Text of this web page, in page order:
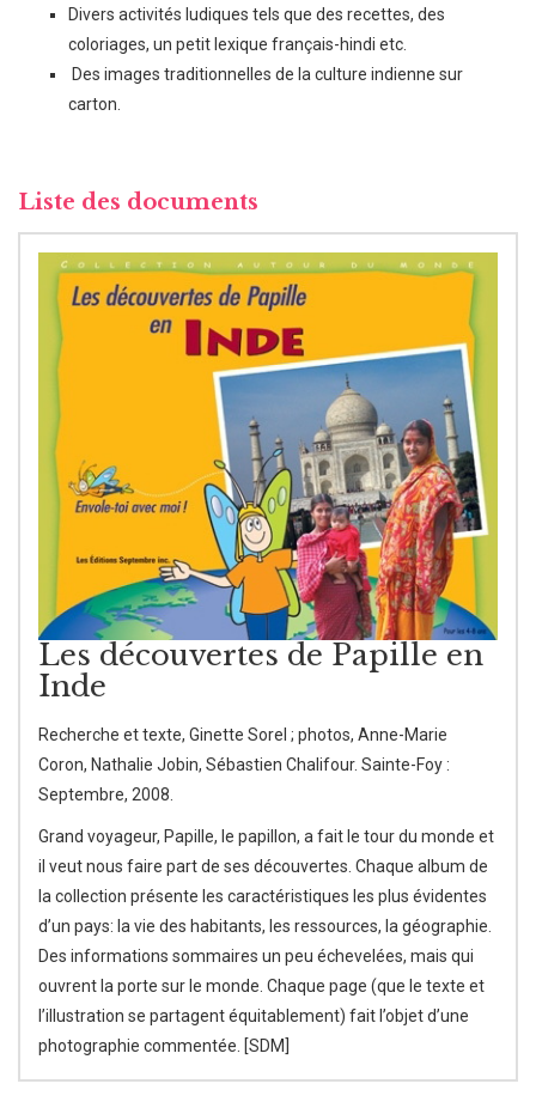
Divers activités ludiques tels que des recettes, des
coloriages, un petit lexique français-hindi etc.
Des images traditionnelles de la culture indienne sur
carton.
Liste des documents
Les découvertes de Papille en
Inde
Recherche et texte, Ginette Sorel ; photos, Anne-Marie
Coron, Nathalie Jobin, Sébastien Chalifour. Sainte-Foy :
Septembre, 2008.
Grand voyageur, Papille, le papillon, a fait le tour du monde et
il veut nous faire part de ses découvertes. Chaque album de
la collection présente les caractéristiques les plus évidentes
d’un pays: la vie des habitants, les ressources, la géographie.
Des informations sommaires un peu échevelées, mais qui
ouvrent la porte sur le monde. Chaque page (que le texte et
l’illustration se partagent équitablement) fait l’objet d’une
photographie commentée. [SDM]